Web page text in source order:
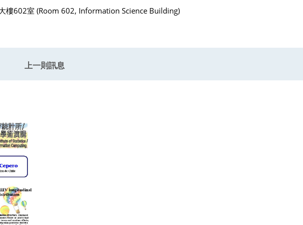
樓602室 (Room 602, Information Science Building)
上一則訊息